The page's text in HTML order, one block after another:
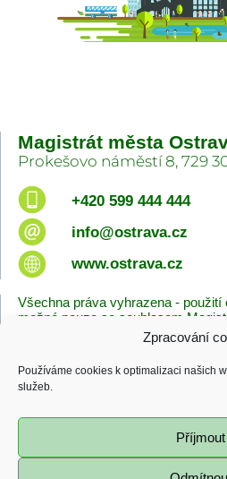
Zpracování
Používáme cookies k optimalizaci našich
služeb.
Příjmout
Magistrát města
Prokešovo náměstí 8, 729
+420 599 444 444
info@ostrava.cz
www.ostrava.cz
Všechna práva vyhrazena - použití
možné pouze se souhlasem
Zásady cookies
Poslední změna